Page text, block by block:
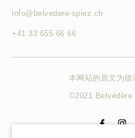
info@belvedere-spiez.ch
+41 33 655 66 66
本网站的原文为德
©2021 Belvédère